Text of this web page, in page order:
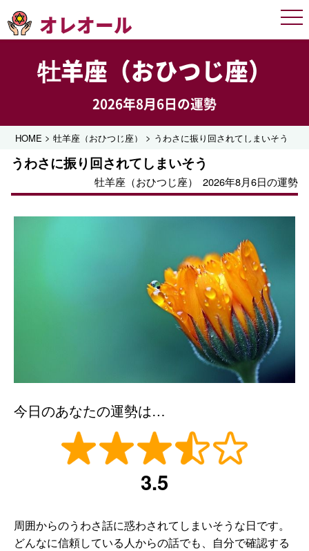
オレオール
牡羊座（おひつじ座）
2026年8月6日の運勢
HOME >牡羊座（おひつじ座） > うわさに振り回されてしまいそう
うわさに振り回されてしまいそう
牡羊座（おひつじ座） 2026年8月6日の運勢
今日のあなたの運勢は…
3.5
周囲からのうわさ話に惑わされてしまいそうな日です。
どんなに信頼している人からの話でも、自分で確認する